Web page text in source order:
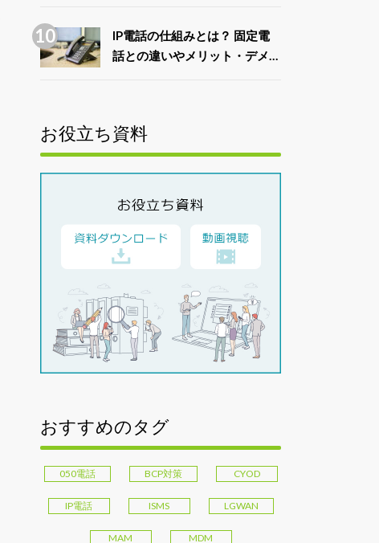
IP電話の仕組みとは？ 固定電
話との違いやメリット・デメリ
お役立ち資料
おすすめのタグ
050電話 BCP対策 CYOD
IP電話 ISMS LGWAN
MAM MDM